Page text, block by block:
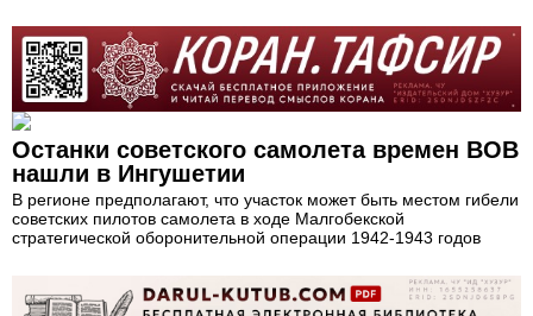
Останки советского самолета времен ВОВ
нашли в Ингушетии
В регионе предполагают, что участок может быть местом гибели
советских пилотов самолета в ходе Малгобекской
стратегической оборонительной операции 1942-1943 годов